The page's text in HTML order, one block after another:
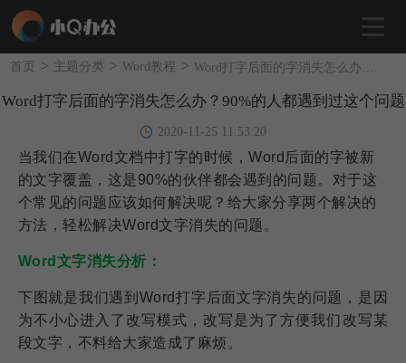
首页 > 主题分类 > Word教程 >
Word打字后面的字消失怎么办？90%的人都遇到过这个问题
2020-11-25 11:53:20
当我们在Word文档中打字的时候，Word后面的字被新
的文字覆盖，这是90%的伙伴都会遇到的问题。对于这
个常见的问题应该如何解决呢？给大家分享两个解决的
方法，轻松解决Word文字消失的问题。
Word文字消失分析：
下图就是我们遇到Word打字后面文字消失的问题，是因
为不小心进入了改写模式，改写是为了方便我们改写某
段文字，不料给大家造成了麻烦。